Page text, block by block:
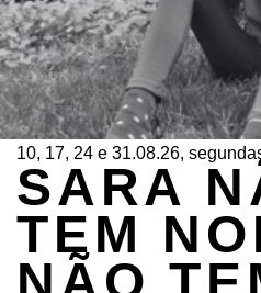
10, 17, 24 e 31.08.26,
SARA
TEM
NÃO